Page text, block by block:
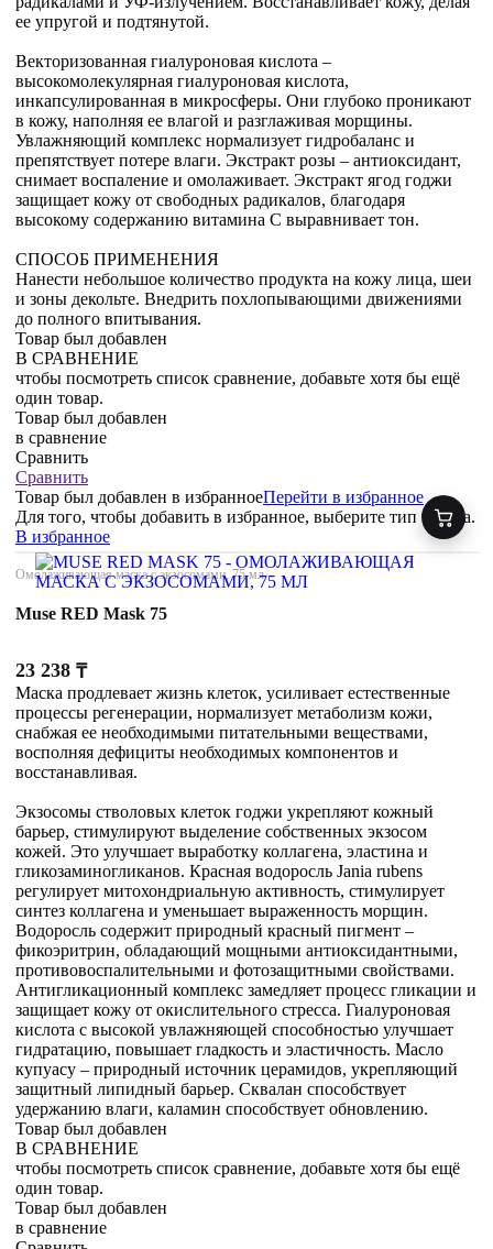
ее упругой и подтянутой.
Векторизованная гиалуроновая кислота –
высокомолекулярная гиалуроновая кислота,
инкапсулированная в микросферы. Они глубоко проникают
в кожу, наполняя ее влагой и разглаживая морщины.
Увлажняющий комплекс нормализует гидробаланс и
препятствует потере влаги. Экстракт розы – антиоксидант,
снимает воспаление и омолаживает. Экстракт ягод годжи
защищает кожу от свободных радикалов, благодаря
высокому содержанию витамина С выравнивает тон.
СПОСОБ ПРИМЕНЕНИЯ
Нанести небольшое количество продукта на кожу лица, шеи
и зоны декольте. Внедрить похлопывающими движениями
до полного впитывания.
Товар был добавлен
В СРАВНЕНИЕ
чтобы посмотреть список сравнение, добавьте хотя бы ещё
один товар.
Товар был добавлен
в сравнение
Сравнить
Сравнить
Товар был добавлен в избранноеПерейти в избранное
Для того, чтобы добавить в избранное, выберите тип товара.
В избранное
Омолаживающая маска с экзосомами, 75 мл
Muse RED Mask 75
23 238 ₸
Маска продлевает жизнь клеток, усиливает естественные
процессы регенерации, нормализует метаболизм кожи,
снабжая ее необходимыми питательными веществами,
восполняя дефициты необходимых компонентов и
восстанавливая.
Экзосомы стволовых клеток годжи укрепляют кожный
барьер, стимулируют выделение собственных экзосом
кожей. Это улучшает выработку коллагена, эластина и
гликозаминогликанов. Красная водоросль Jania rubens
регулирует митохондриальную активность, стимулирует
синтез коллагена и уменьшает выраженность морщин.
Водоросль содержит природный красный пигмент –
фикоэритрин, обладающий мощными антиоксидантными,
противовоспалительными и фотозащитными свойствами.
Антигликационный комплекс замедляет процесс гликации и
защищает кожу от окислительного стресса. Гиалуроновая
кислота с высокой увлажняющей способностью улучшает
гидратацию, повышает гладкость и эластичность. Масло
купуасу – природный источник церамидов, укрепляющий
защитный липидный барьер. Сквалан способствует
удержанию влаги, каламин способствует обновлению.
Товар был добавлен
В СРАВНЕНИЕ
чтобы посмотреть список сравнение, добавьте хотя бы ещё
один товар.
Товар был добавлен
в сравнение